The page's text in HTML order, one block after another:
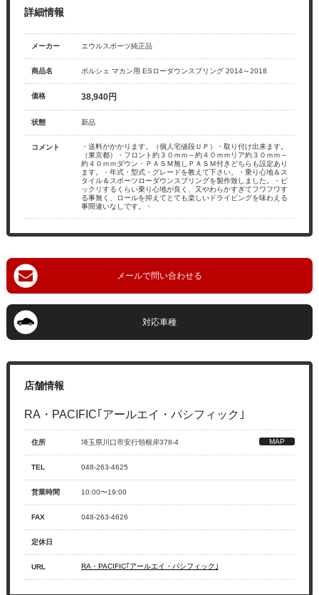
メーカー エウルスポーツ純正品
商品名 ポルシェ マカン用 ESローダウンスプリング 2014～2018
価格 38,940円
状態 新品
・送料がかかります。（個人宅値段ＵＰ）・取り付け出来ます。
（東京都）・フロント約３０ｍｍ～約４０ｍｍリア約３０ｍｍ～
約４０ｍｍダウン・ＰＡＳＭ無しＰＡＳＭ付きどちらも設定あり
ます。・年式・型式・グレードを教えて下さい。・乗り心地＆ス
タイル＆スポーツローダウンスプリングを製作致しました。・ビ
ックリするくらい乗り心地が良く、又やわらかすぎてフワフワす
る事無く、ロールを抑えてとても楽しいドライビングを味わえる
事間違いなしです。・
RA・PACIFIC｢アールエイ・パシフィック｣
住所 埼玉県川口市安行領根岸378-4
TEL 048-263-4625
営業時間 10:00〜19:00
FAX 048-263-4626
定休日
URL RA・PACIFIC｢アールエイ・パシフィック｣